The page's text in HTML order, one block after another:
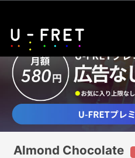
Almond Chocolate